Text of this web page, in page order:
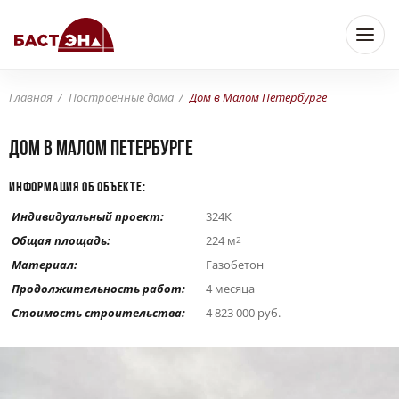
Главная Построенные дома Дом в Малом Петербурге
Дом в Малом Петербурге
ИНФОРМАЦИЯ ОБ ОБЪЕКТЕ:
Индивидуальный проект:
324К
Общая площадь:
224 м2
Материал:
Газобетон
Продолжительность работ:
4 месяца
Стоимость строительства:
4 823 000 руб.